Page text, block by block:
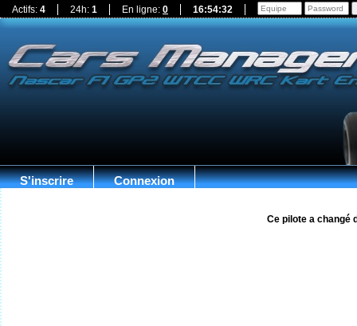
Actifs: 4 24h: 1 En ligne: 0 16:54:33
S'inscrire Connexion
Ce pilote a changé